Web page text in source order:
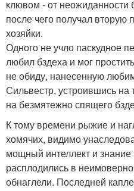
клювом - от неожиданности
после чего получал
хозяйки.
Одного не учло паскудное
любил бздеха и мог
не обиду, нанесенную
Сильвестр, устроившись на
на безмятежно спящего
К тому времени рыжие и
хомячих, видимо
мощный интеллект и знание
расплодились в
обнаглели. Последней